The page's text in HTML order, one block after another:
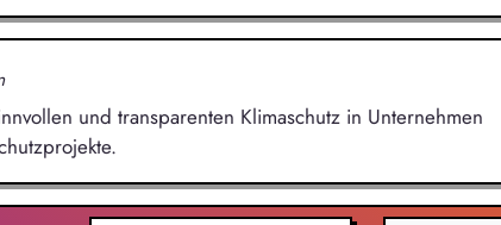
und transparenten Klimaschutz in Unternehmen